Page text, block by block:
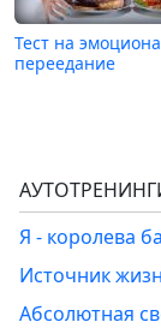
Тест на
переедание
Я - королева
Источник
Абсолютная